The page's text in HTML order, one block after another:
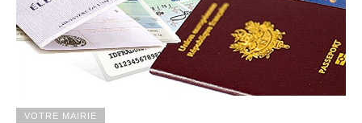
VOTRE MAIRIE